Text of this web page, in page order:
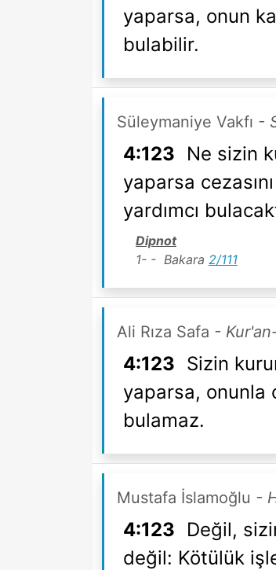
yaparsa, onun
bulabilir.
Süleymaniye Vakfı -
4:123 Ne sizin
yaparsa
yardımcı
Dipnot
1- - Bakara 2/111
Ali Rıza Safa -
4:123 Sizin
yaparsa, onunla
bulamaz.
Mustafa İslamoğlu -
4:123
Değil,
değil: Kötülük